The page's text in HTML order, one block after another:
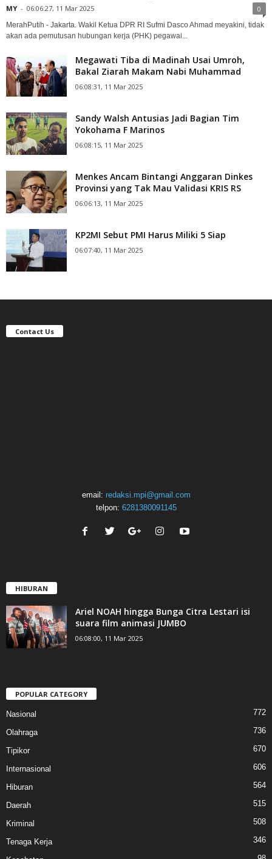
MY - 06:06:27, 11 Mar 2025 0
MerahPutih - Jakarta. Wakil Ketua DPR RI Sufmi Dasco Ahmad meyakini, tidak
akan ada pemutusan hubungan kerja (PHK) pegawai...
Megawati Tiba di Madinah Usai Umroh,
Bakal Ziarah Makam Nabi Muhammad
06:08:31, 11 Mar 2025
Sandy Walsh Antusias Jadi Bagian Tim
Yokohama F Marinos
06:08:15, 11 Mar 2025
Menkes Ancam Bintangi Anggaran Dinkes
Provinsi yang Tak Mau Validasi KRIS RS
06:06:13, 11 Mar 2025
KP2MI Sebut PMI Harus Miliki 5 Siap
06:07:40, 11 Mar 2025
Contact Us
email: redaksi.mpi@gmail.com
telpon: 6281380091145
HIBURAN
Ariel NOAH hingga Bunga Citra Lestari isi
suara film animasi JUMBO
06:08:00, 11 Mar 2025
POPULAR CATEGORY
Nasional 772
Olahraga 736
Tipikor 670
Internasional 606
Hiburan 564
Daerah 515
Kriminal 508
Tenaga Kerja 346